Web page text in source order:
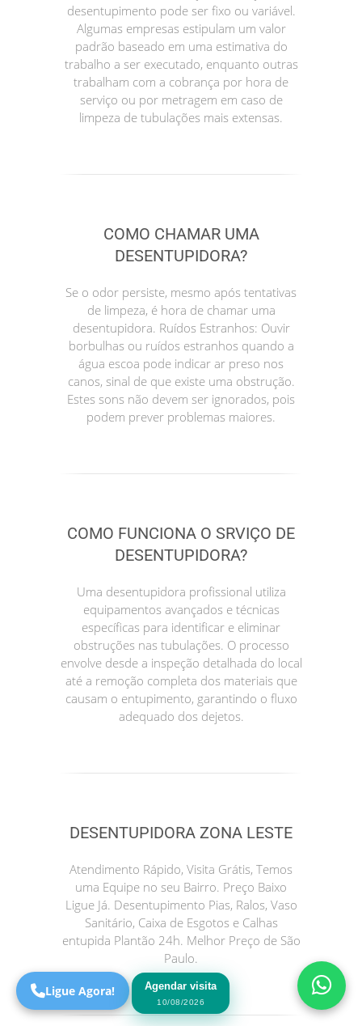
desentupimento pode ser fixo ou variável.
Algumas empresas estipulam um valor
padrão baseado em uma estimativa do
trabalho a ser executado, enquanto outras
trabalham com a cobrança por hora de
serviço ou por metragem em caso de
limpeza de tubulações mais extensas.
COMO CHAMAR UMA
DESENTUPIDORA?
Se o odor persiste, mesmo após tentativas
de limpeza, é hora de chamar uma
desentupidora. Ruídos Estranhos: Ouvir
borbulhas ou ruídos estranhos quando a
água escoa pode indicar ar preso nos
canos, sinal de que existe uma obstrução.
Estes sons não devem ser ignorados, pois
podem prever problemas maiores.
COMO FUNCIONA O SRVIÇO DE
DESENTUPIDORA?
Uma desentupidora profissional utiliza
equipamentos avançados e técnicas
específicas para identificar e eliminar
obstruções nas tubulações. O processo
envolve desde a inspeção detalhada do local
até a remoção completa dos materiais que
causam o entupimento, garantindo o fluxo
adequado dos dejetos.
DESENTUPIDORA ZONA LESTE
Atendimento Rápido, Visita Grátis, Temos
uma Equipe no seu Bairro. Preço Baixo
Ligue Já. Desentupimento Pias, Ralos, Vaso
Sanitário, Caixa de Esgotos e Calhas
entupida Plantão 24h. Melhor Preço de São
Paulo.
Agendar visita
10/08/2026
São Paulo! Precisa de
ajuda?
Online
Ligue Agora!